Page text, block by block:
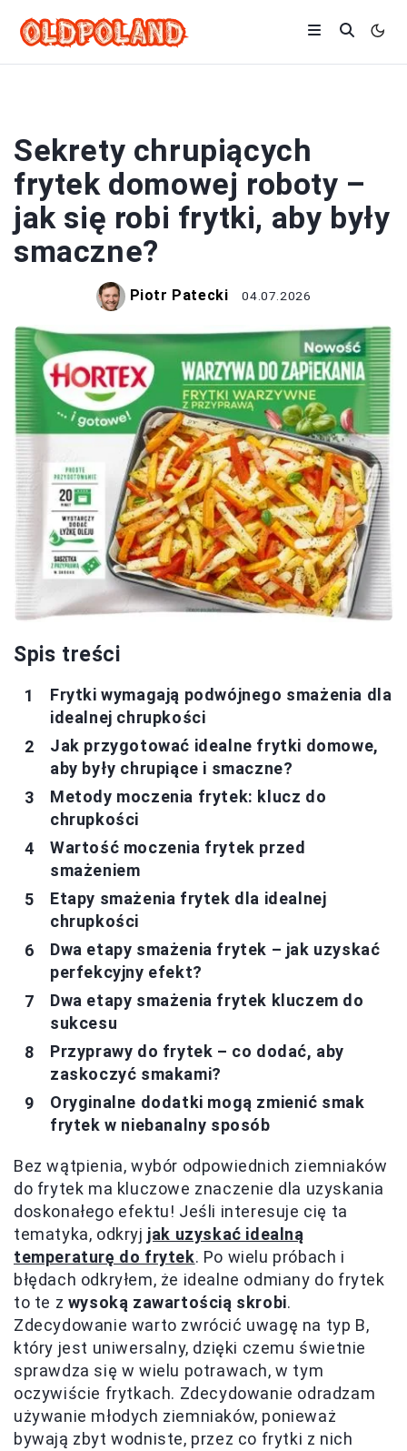
Sekrety chrupiących
frytek domowej roboty –
jak się robi frytki, aby były
smaczne?
Piotr Patecki 04.07.2026
Spis treści
Frytki wymagają podwójnego smażenia dla
idealnej chrupkości
Jak przygotować idealne frytki domowe,
aby były chrupiące i smaczne?
Metody moczenia frytek: klucz do
chrupkości
Wartość moczenia frytek przed
smażeniem
Etapy smażenia frytek dla idealnej
chrupkości
Dwa etapy smażenia frytek – jak uzyskać
perfekcyjny efekt?
Dwa etapy smażenia frytek kluczem do
sukcesu
Przyprawy do frytek – co dodać, aby
zaskoczyć smakami?
Oryginalne dodatki mogą zmienić smak
frytek w niebanalny sposób
Bez wątpienia, wybór odpowiednich ziemniaków
do frytek ma kluczowe znaczenie dla uzyskania
doskonałego efektu! Jeśli interesuje cię ta
tematyka, odkryj jak uzyskać idealną
temperaturę do frytek. Po wielu próbach i
błędach odkryłem, że idealne odmiany do frytek
to te z wysoką zawartością skrobi.
Zdecydowanie warto zwrócić uwagę na typ B,
który jest uniwersalny, dzięki czemu świetnie
sprawdza się w wielu potrawach, w tym
oczywiście frytkach. Zdecydowanie odradzam
używanie młodych ziemniaków, ponieważ
bywają zbyt wodniste, przez co frytki z nich